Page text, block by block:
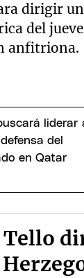
dirigir
del
anfitriona.
Tello